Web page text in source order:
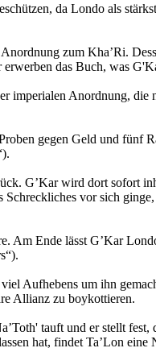
da Londo als
zum Kha’Ri.
das Buch, was
imperialen Anordnung, die
gegen Geld und fünf
G’Kar wird dort sofort
Schreckliches vor sich
Am Ende lässt G’Kar
Aufhebens um ihn
Allianz zu boykottieren.
tauft und er stellt fest,
hat, findet Ta’Lon eine